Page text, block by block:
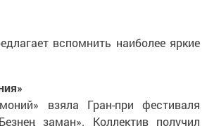
вспомнить наиболее яркие
взяла Гран-при фестиваля
заман». Коллектив получил